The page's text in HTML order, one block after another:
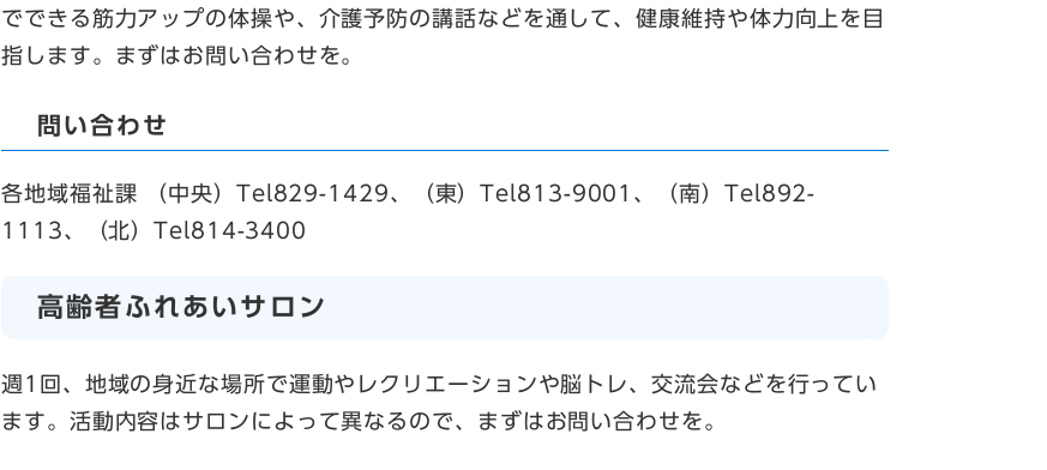
でできる筋力アップの体操や、介護予防の講話などを通して、健康維持や体力向上を目
指します。まずはお問い合わせを。
問い合わせ
各地域福祉課 （中央）Tel829-1429、（東）Tel813-9001、（南）Tel892-
1113、（北）Tel814-3400
高齢者ふれあいサロン
週1回、地域の身近な場所で運動やレクリエーションや脳トレ、交流会などを行ってい
ます。活動内容はサロンによって異なるので、まずはお問い合わせを。